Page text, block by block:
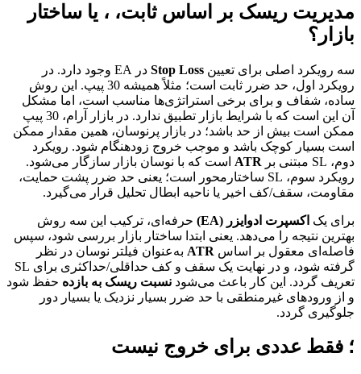
مدیریت ریسک بر اساس ثابت، ، یا ساختار
بازار؟
سه رویکرد اصلی برای تعیین Stop Loss
در EA وجود دارد. در
رویکرد اول، حد ضرر ثابت است؛ مثلاً همیشه 30 پیپ. این روش
ساده، شفاف و برای برخی استراتژی‌ها مناسب است، اما مشکل
آن این است که با شرایط بازار تطبیق ندارد. در بازار آرام، 30 پیپ
ممکن است بیش از حد باشد؛ در بازار پرنوسان، همین مقدار ممکن
است بسیار کوچک باشد و موجب خروج زودهنگام شود. رویکرد
دوم، SL مبتنی بر
ATR است که با نوسان بازار سازگار می‌شود.
رویکرد سوم، SL ساختارمحور است؛ یعنی حد ضرر پشت حمایت،
مقاومت، سقف/کف اخیر یا ناحیه ابطال تحلیل قرار می‌گیرد.
برای یک اکسپرت ادوایزر (EA)
حرفه‌ای، ترکیب این سه روش
بهترین نتیجه را می‌دهد. یعنی ابتدا ساختار بازار بررسی شود، سپس
فاصله‌ای معقول بر اساس ATR به‌عنوان فیلتر نوسان در نظر
گرفته شود، و در نهایت یک سقف و کف حداقلی/حداکثری برای SL
تعریف گردد. این کار باعث می‌شود نسبت ریسک به بازده حفظ شود
و از ورودهای غیرمنطقی با حد ضرر بسیار نزدیک یا بسیار دور
جلوگیری گردد.
؛ فقط عددی برای خروج نیست